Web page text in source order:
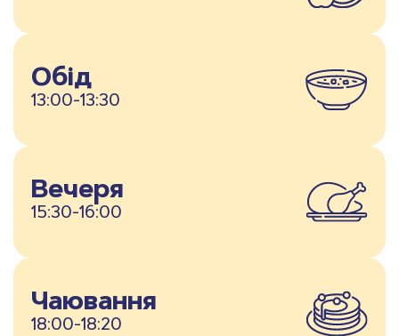
Обід
13:00-13:30
Вечеря
15:30-16:00
Чаювання
18:00-18:20